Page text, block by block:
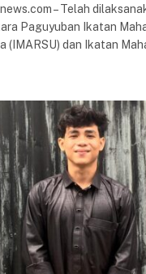
– Telah
Paguyuban Ikatan
(IMARSU) dan Ikatan